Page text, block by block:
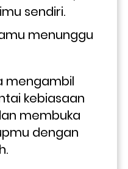
sendiri.
menunggu
mengambil
kebiasaan
membuka
dengan